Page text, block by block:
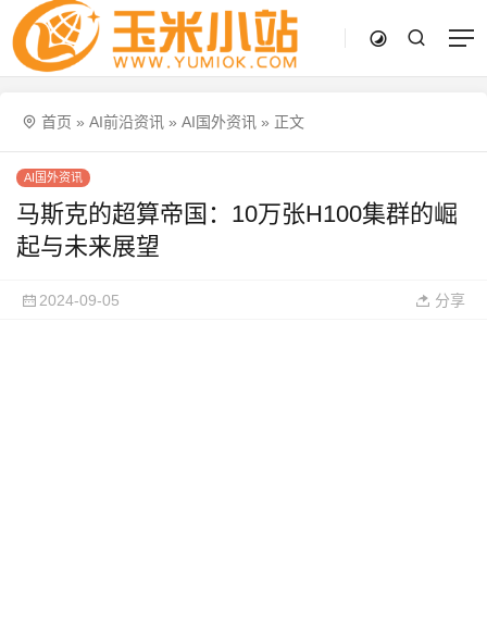
首页 » AI前沿资讯 » AI国外资讯 » 正文
AI国外资讯
马斯克的超算帝国：10万张H100集群的崛
起与未来展望
2024-09-05 分享